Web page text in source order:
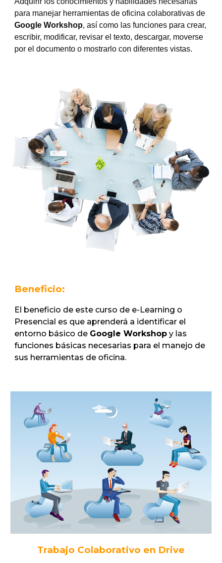
para manejar herramientasde oficina colaborativas de
Google Workshop, así como las funciones para crear,
escribir, modificar, revisar el texto, descargar, moverse
por el documento o mostrarlo con diferentes vistas.
Beneficio:
El beneficio de este curso de e-Learning o
Presencial es que aprenderá a identificar el
entorno básico de Google Workshop y las
funciones básicas necesarias para el manejo de
sus herramientas de oficina.
Trabajo Colaborativo en Drive